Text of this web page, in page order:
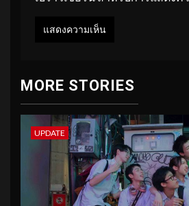
MORE STORIES
UPDATE